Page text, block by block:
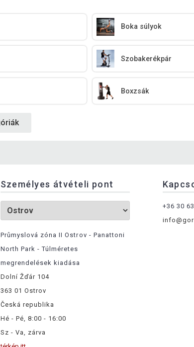
Boka súlyok
Szobakerékpár
Boxzsák
Személyes átvételi pont
Průmyslová zóna II Ostrov - Panattoni
North Park - Túlméretes
megrendelések kiadása
Dolní Žďár 104
363 01 Ostrov
Česká republika
Hé - Pé, 8:00 - 16:00
Sz - Va, zárva
+36 30